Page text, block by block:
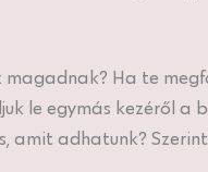
Ha te
le egymás kezéről
adhatunk?